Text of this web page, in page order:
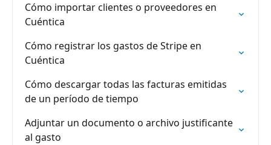
Cómo importar clientes o proveedores en
Cuéntica
Cómo registrar los gastos de Stripe en
Cuéntica
Cómo descargar todas las facturas emitidas
de un período de tiempo
Adjuntar un documento o archivo justificante
al gasto